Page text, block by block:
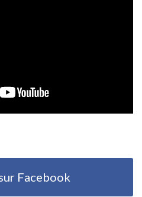
Facebook